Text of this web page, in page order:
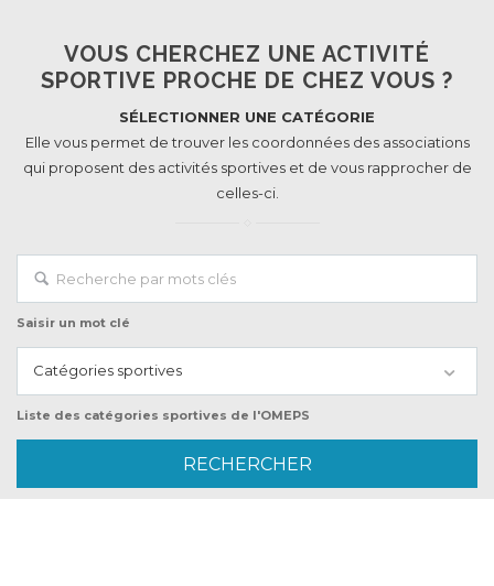
VOUS CHERCHEZ UNE ACTIVITÉ
SPORTIVE PROCHE DE CHEZ VOUS ?
SÉLECTIONNER UNE CATÉGORIE
Elle vous permet de trouver les coordonnées des associations
qui proposent des activités sportives et de vous rapprocher de
celles-ci.
Saisir un mot clé
Catégories sportives
Liste des catégories sportives de l'OMEPS